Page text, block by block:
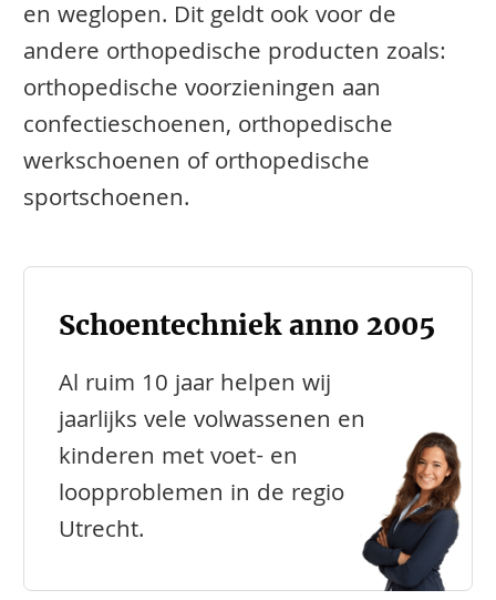
en weglopen. Dit geldt ook voor de
andere orthopedische producten zoals:
orthopedische voorzieningen aan
confectieschoenen, orthopedische
werkschoenen of orthopedische
sportschoenen.
Schoentechniek anno 2005
Al ruim 10 jaar helpen wij
jaarlijks vele volwassenen en
kinderen met voet- en
loopproblemen in de regio
Utrecht.